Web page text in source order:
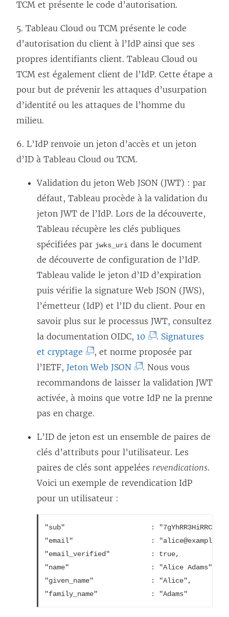
t
e
)
TCM et présente le code d’autorisation.
5. Tableau Cloud ou TCM présente le code
d’autorisation du client à l’IdP ainsi que ses
propres identifiants client. Tableau Cloud ou
TCM est également client de l’IdP. Cette étape a
pour but de prévenir les attaques d’usurpation
d’identité ou les attaques de l’homme du
milieu.
6. L’IdP renvoie un jeton d’accès et un jeton
d’ID à Tableau Cloud ou TCM.
Validation du jeton Web JSON (JWT) : par
défaut, Tableau procède à la validation du
jeton JWT de l’IdP. Lors de la découverte,
Tableau récupère les clés publiques
spécifiées par jwks_uri dans le document
de découverte de configuration de l’IdP.
Tableau valide le jeton d’ID d’expiration
puis vérifie la signature Web JSON (JWS),
l’émetteur (IdP) et l’ID du client. Pour en
savoir plus sur le processus JWT, consultez
la documentation OIDC, 10
L
e
l
s
’
o
u
. Signatures
et cryptage
L
e
l
i
n
s
’
o
u
e
a
n
, et norme proposée par
l’IETF, Jeton Web JSON(
L
e
e
n
s
’
. Nous vous
recommandons de laisser la validation JWT
activée, à moins que votre IdP ne la prenne
pas en charge.
L’ID de jeton est un ensemble de paires de
clés d’attributs pour l’utilisateur. Les
paires de clés sont appelées revendications.
Voici un exemple de revendication IdP
pour un utilisateur :
"sub"                     :
"email"                   :
"email_verified"          : true,
"name"                    : "Alice Adams",
"given_name"              : "Alice",